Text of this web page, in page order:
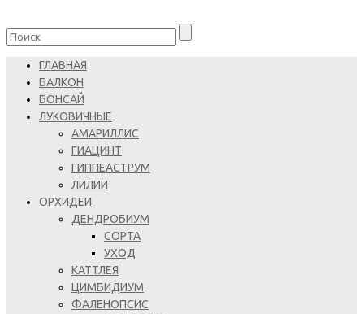
ГЛАВНАЯ
БАЛКОН
БОНСАЙ
ЛУКОВИЧНЫЕ
АМАРИЛЛИС
ГИАЦИНТ
ГИППЕАСТРУМ
ЛИЛИИ
ОРХИДЕИ
ДЕНДРОБИУМ
СОРТА
УХОД
КАТТЛЕЯ
ЦИМБИДИУМ
ФАЛЕНОПСИС